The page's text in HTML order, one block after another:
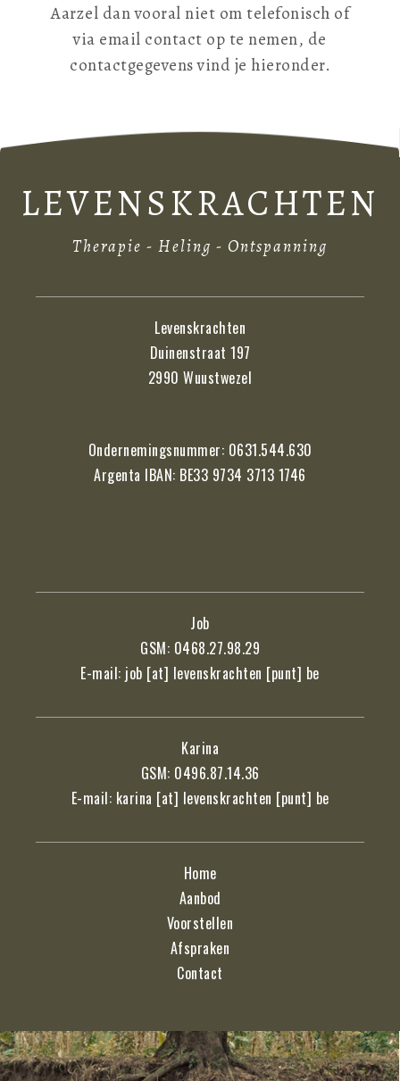
Aarzel dan vooral niet om telefonisch of
via email contact op te nemen, de
contactgegevens vind je hieronder.
LEVENSKRACHTEN
Therapie - Heling - Ontspanning
Levenskrachten
Duinenstraat 197
2990 Wuustwezel
Ondernemingsnummer: 0631.544.630
Argenta IBAN: BE33 9734 3713 1746
Job
GSM: 0468.27.98.29
E-mail: job [at] levenskrachten [punt] be
Karina
GSM: 0496.87.14.36
E-mail: karina [at] levenskrachten [punt] be
Home
Aanbod
Voorstellen
Afspraken
Contact